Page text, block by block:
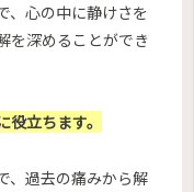
、心の中に静けさを
を深めることができ
立ちます。
、過去の痛みから解